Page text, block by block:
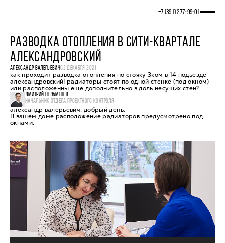
+7 (391) 277‒99‒01
РАЗВОДКА ОТОПЛЕНИЯ В СИТИ-КВАРТАЛЕ
АЛЕКСАНДРОВСКИЙ
АЛЕКСАНДР ВАЛЕРЬЕВИЧ02 ДЕКАБРЯ 2021
как проходит разводка отопления по стояку 3ком в 14 подьезде
александровский! радиаторы стоят по одной стенке (под окном)
или расположенны еще дополнительно в доль несущих стен?
ДМИТРИЙ ПЕЛЬМЕНЕВ
НАЧАЛЬНИК ОТДЕЛА ПРОЕКТНОГО КОНТРОЛЯ
александр валерьевич, добрый день.
В вашем доме расположение радиаторов предусмотрено под
окнами.